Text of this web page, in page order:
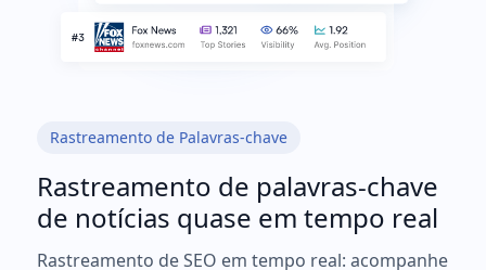
Rastreamento de Palavras-chave
Rastreamento de palavras-chave
de notícias quase em tempo real
Rastreamento de SEO em tempo real: acompanhe